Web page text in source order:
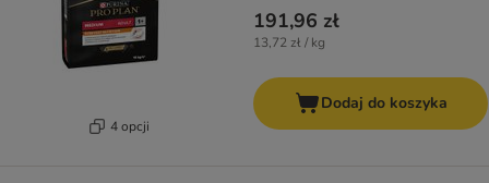
4 opcji
191,96 zł
13,72 zł / kg
Dodaj do koszyka